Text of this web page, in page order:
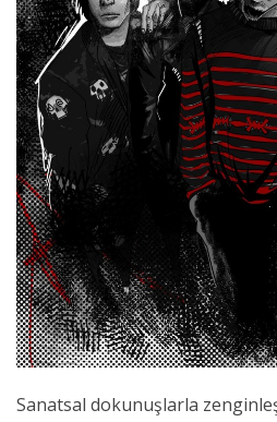
Sanatsal dokunuşlarla